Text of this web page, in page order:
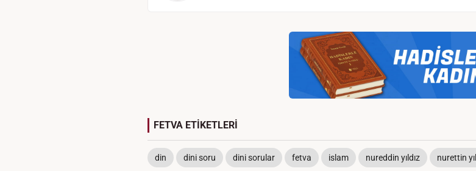
FETVA ETİKETLERİ
din dini soru dini sorular fetva islam nureddin yıldız nurettin